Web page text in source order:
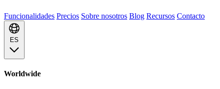
Funcionalidades Precios Sobre nosotros Blog Recursos Contacto
ES
Worldwide